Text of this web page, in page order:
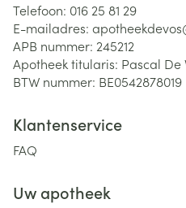
Telefoon: 016 25 81 29
E-mailadres:
APB nummer: 245212
Apotheek titularis: Pascal De
BTW nummer: BE0542878019
Klantenservice
FAQ
Uw apotheek